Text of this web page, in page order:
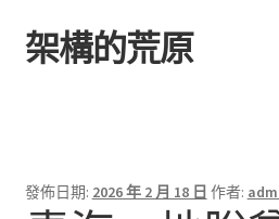
跳
至
跳
至
架構的荒原
發佈日期: 2026 年 2 月 18 日 作者: